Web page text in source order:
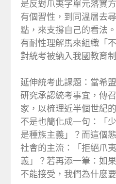
是反對爪夷字單元落實
有個習性，到同溫層去
點，來支撐自己的看法
有耐性理解馬來組織「
對統考被納入我國教育
延伸統考此課題：當希
研究承認統考事宜，傳
家，以梳理近半個世紀
不是也簡化成一句：「
是種族主義」？而這個
社會的主流：「拒絕爪
義」？若再添一筆：如
不能接受，我們為什麼